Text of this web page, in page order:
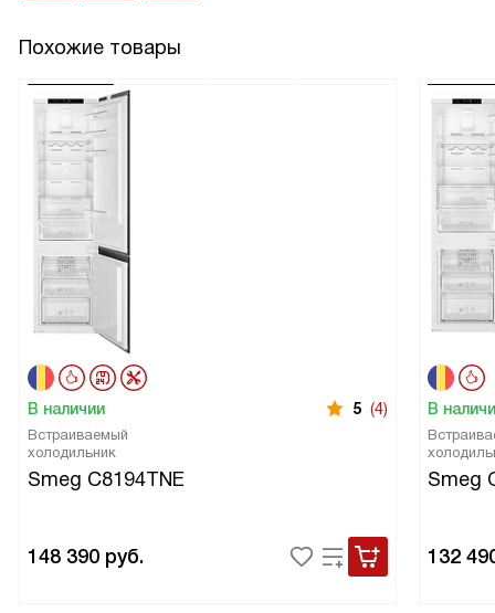
Похожие товары
В наличии 5 (4)
Встраиваемый
холодильник
Smeg C8194TNE
148 390 руб.
В
Smeg
132